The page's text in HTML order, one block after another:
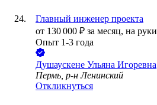
Главный инженер проекта
от 130 000 ₽ за месяц, на руки
Опыт 1-3 года
Душаускене Ульяна Игоревна
Пермь, р-н Ленинский
Откликнуться